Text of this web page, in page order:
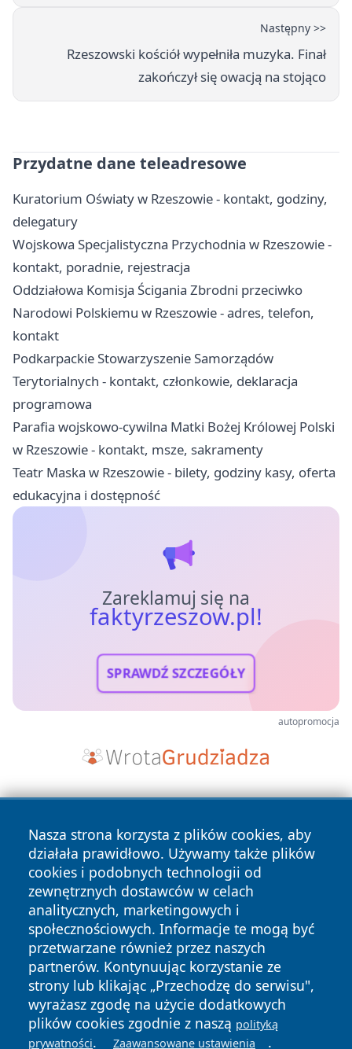
Następny >>
Rzeszowski kościół wypełniła muzyka. Finał
zakończył się owacją na stojąco
Przydatne dane teleadresowe
Kuratorium Oświaty w Rzeszowie - kontakt, godziny,
delegatury
Wojskowa Specjalistyczna Przychodnia w Rzeszowie -
kontakt, poradnie, rejestracja
Oddziałowa Komisja Ścigania Zbrodni przeciwko
Narodowi Polskiemu w Rzeszowie - adres, telefon,
kontakt
Podkarpackie Stowarzyszenie Samorządów
Terytorialnych - kontakt, członkowie, deklaracja
programowa
Parafia wojskowo-cywilna Matki Bożej Królowej Polski
w Rzeszowie - kontakt, msze, sakramenty
Teatr Maska w Rzeszowie - bilety, godziny kasy, oferta
edukacyjna i dostępność
Zareklamuj się na
faktyrzeszow.pl!
SPRAWDŹ SZCZEGÓŁY
autopromocja
Nasza strona korzysta z plików cookies, aby
działała prawidłowo. Używamy także plików
cookies i podobnych technologii od
zewnętrznych dostawców w celach
analitycznych, marketingowych i
społecznościowych. Informacje te mogą być
przetwarzane również przez naszych
partnerów. Kontynuując korzystanie ze
strony lub klikając „Przechodzę do serwisu",
wyrażasz zgodę na użycie dodatkowych
plików cookies zgodnie z naszą polityką
prywatności. Zaawansowane ustawienia .
Copyright © 2026 faktyrzeszow.pl Wszystkie prawa
zastrzeżone.
News Autorzy
Polityka
Prywatności
Polityka
Cookies